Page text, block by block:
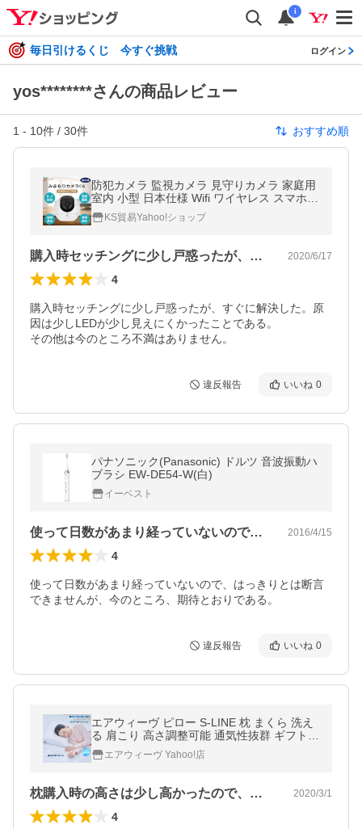
i
毎日引けるくじ 今すぐ挑戦 ログイン
yos********さんの商品レビュー
1 - 10件 / 30件 おすすめ順
防犯カメラ 監視カメラ 見守りカメラ 家庭用
室内 小型 日本仕様 Wifi ワイヤレス スマホ
遠隔 microSDカード セット ペット 子供 老
人 高齢者 介護 360° C6
KS貿易Yahoo!ショップ
購入時セッチングに少し戸惑ったが、すぐ… 2020/6/17
4
購入時セッチングに少し戸惑ったが、すぐに解決した。原
因は少しLEDが少し見えにくかったことである。
その他は今のところ不満はありません。
違反報告 いいね 0
パナソニック(Panasonic) ドルツ 音波振動ハ
ブラシ EW-DE54-W(白)
イーベスト
使って日数があまり経っていないので、は… 2016/4/15
4
使って日数があまり経っていないので、はっきりとは断言
できませんが、今のところ、期待とおりである。
違反報告 いいね 0
エアウィーヴ ピロー S-LINE 枕 まくら 洗え
る 肩こり 高さ調整可能 通気性抜群 ギフト
お祝い プレゼント 幅広め 蒸れない 寝返り
硬めエアウィーヴ Yahoo!店
枕購入時の高さは少し高かったので、自分… 2020/3/1
4